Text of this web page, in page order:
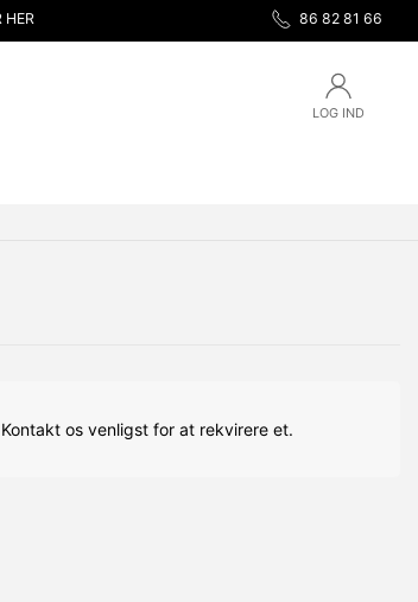
HER 86 82 81 66
LOG IND
os venligst for at rekvirere et.